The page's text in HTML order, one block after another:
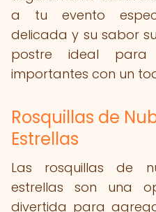
a tu evento
delicada y su sabor
postre ideal para
importantes con un
Rosquillas de
Estrellas
Las rosquillas de
estrellas son una
divertida para